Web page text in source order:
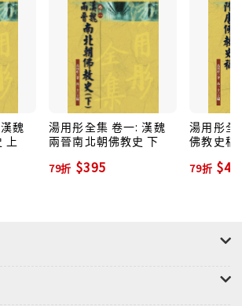
魏
上
湯用彤全集 卷一: 漢魏
兩晉南北朝佛教史 下
79折 $395
湯用彤全
佛教史稿
79折